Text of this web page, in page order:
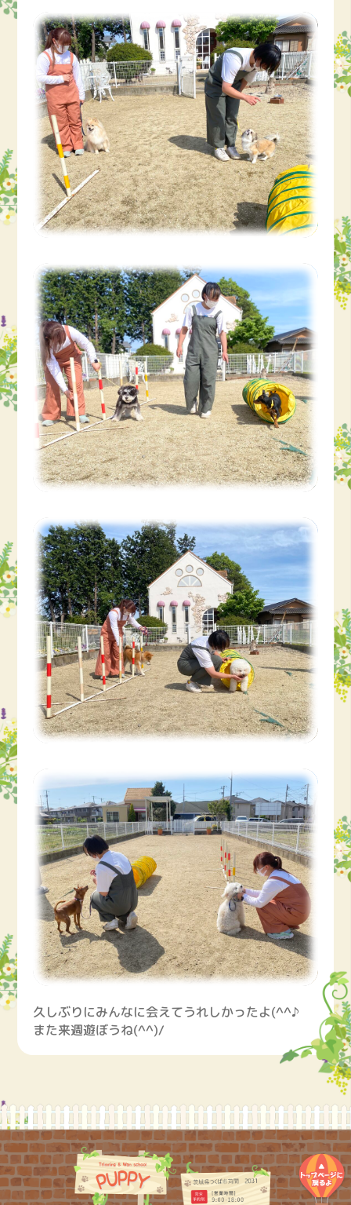
久しぶりにみんなに会えてうれしかったよ(^^♪
また来週遊ぼうね(^^)/